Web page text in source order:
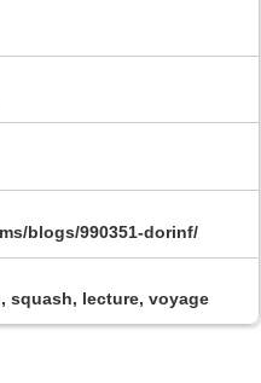
blogs/990351-dorinf/
squash, lecture, voyage